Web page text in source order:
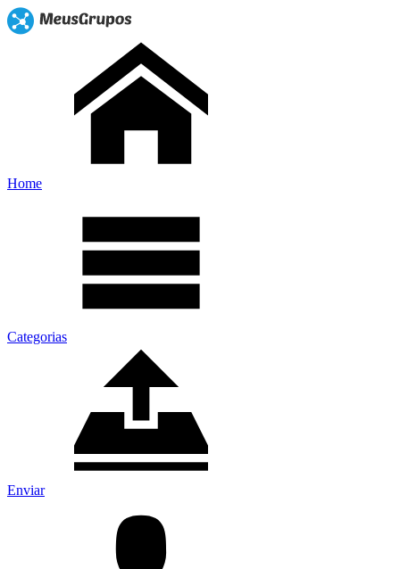
Home
Categorias
Enviar